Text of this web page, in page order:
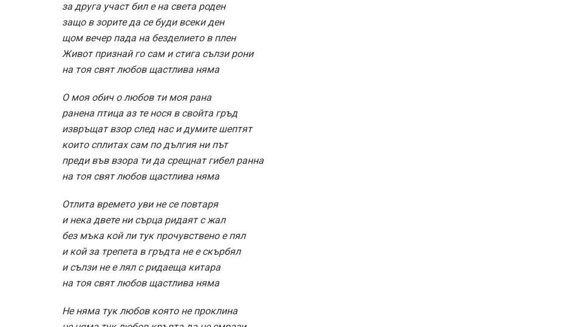
за друга участ бил е на света роден
защо в зорите да се буди всеки ден
щом вечер пада на безделието в плен
Живот признай го сам и стига сълзи рони
на тоя свят любов щастлива няма
О моя обич о любов ти моя рана
ранена птица аз те нося в свойта гръд
извръщат взор след нас и думите шептят
които сплитах сам по дългия ни път
преди във взора ти да срещнат гибел ранна
на тоя свят любов щастлива няма
Отлита времето уви не се повтаря
и нека двете ни сърца ридаят с жал
без мъка кой ли тук прочувствено е пял
и кой за трепета в гръдта не е скърбял
и сълзи не е лял с ридаеща китара
на тоя свят любов щастлива няма
Не няма тук любов която не проклина